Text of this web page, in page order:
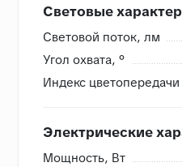
Световые
Световой поток, лм
Угол охвата, °
Индекс цветопередачи
Электрические
Мощность, Вт